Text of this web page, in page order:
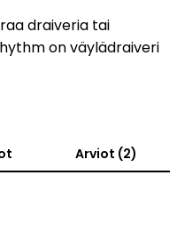
draiveria tai
on väylädraiveri
Arviot (2)